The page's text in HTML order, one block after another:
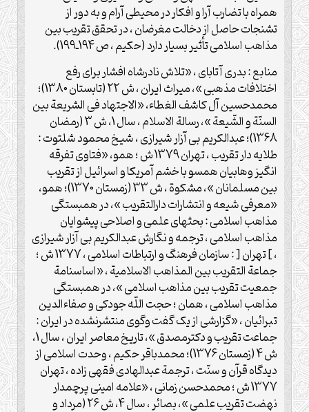
همراه با تضارب آرا و افکار در محیطی آرام و به دور از
تشنجات حاصل از دخالت مغرضان ، در تحقق تقریب بین
مذاهب اسلامی تأثیر بسیار دارد (حکیم ، ص 194ـ199).
منابع : بدری آتابای ، «تلاش نادرشاه افشار برای رفع
اختلافات مذهبی »، میراث ایران ، ش 22 (تابستان 1380)؛
محمدحسین آل کاشف الغطاء، «الاجتهاد فی الشریعة بین
السنّة و الشّیعة »، رسالة الاسلام ، سال 1، ش 3 (رمضان
1368)؛ عبدالکریم بی آزار شیرازی ، شیخ محمود شلتوت :
طلایه دار تقریب ، تهران 1379 ش ؛ همو، «فتاوی تفرقه
انگیز وهابیان همسو با خشم آمریکا و اسرائیل از تقریب
بین مسلمانان »، مشکوة ، ش 33 (زمستان 1370)؛ همو،
«معرفی شیعه و انتشارات دارالتقریب »، در همبستگی
مذاهب اسلامی : بحثهای علمی و اصلاحی پیشوایان
مذاهب اسلامی ، ترجمه و نگارش عبدالکریم بی آزار شیرازی
، ] تهران [ : سازمان فرهنگ و ارتباطات اسلامی ، 1377 ش ؛
جماعة التقریب بین المذاهب الاسلامیة ، «اساسنامة
جمعیت تقریب بین مذاهب اسلامی »، در همبستگی
مذاهب اسلامی ، همان ؛ حجت اللّه جودکی و صفاءالدین
تبرائیان ، «گزارشی از یک گفت وگوی منتشرنشده در ایران :
جماعت تقریب و دکترمصدق »، تاریخ معاصر ایران ، سال 1،
ش 4 (زمستان 1376)؛ محمدباقر حکیم ، وحدت اسلامی از
دیدگاه قرآن و سنّت ، ترجمة عبدالهادی فقهی زاده ، تهران
1377 ش ؛ محمدحسن زمانی ، «علامه امینی پرچمدار
نهضت تقریب علمی »، بصائر ، سال 4، ش 26 (مرداد و